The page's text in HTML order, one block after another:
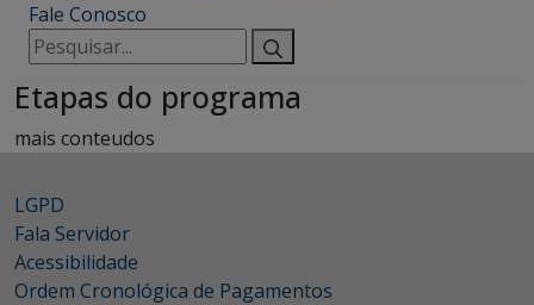
Fale Conosco
Pesquisar
por:
Etapas do programa
mais conteudos
LGPD
Fala Servidor
Acessibilidade
Ordem Cronológica de Pagamentos